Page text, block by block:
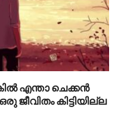
എന്താ ചെക്കൻ
ജീവിതം കിട്ടിയില്ല